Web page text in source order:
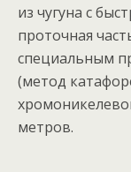
из чугуна с
проточная
специальным
(метод
метров.